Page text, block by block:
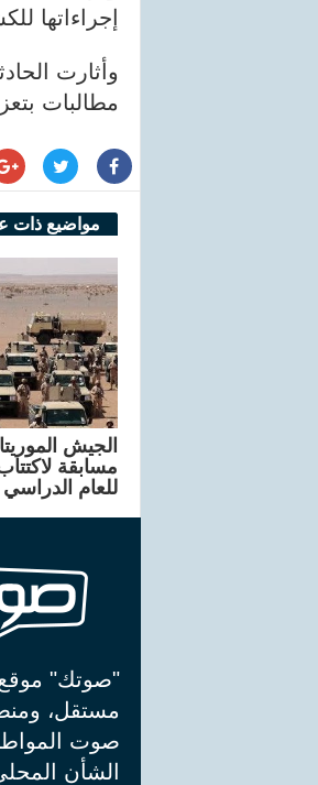
إجراءاتها
وأثارت
مطالبات
مواضيع ذات
الجيش
مسابقة
للعام الدراسي
"صوتك" موقع
مستقل،
صوت
الشأن